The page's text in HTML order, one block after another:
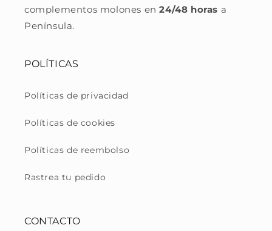
complementos molones en24/48 horas a
Península.
POLÍTICAS
Políticas de privacidad
Políticas de cookies
Políticas de reembolso
Rastrea tu pedido
CONTACTO